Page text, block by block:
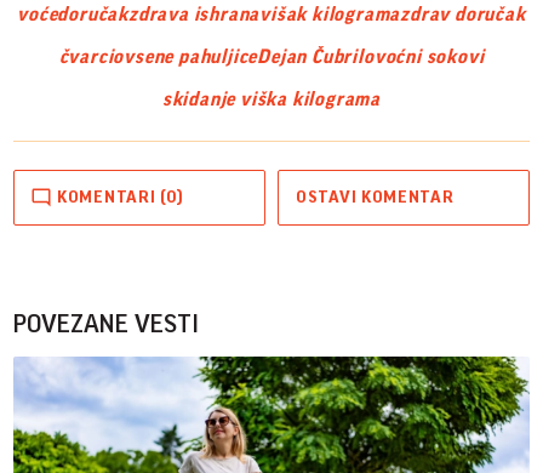
voćedoručakzdrava ishranavišak kilogramazdrav doručak
čvarciovsene pahuljiceDejan Čubrilovoćni sokovi
skidanje viška kilograma
KOMENTARI (0) OSTAVI KOMENTAR
POVEZANE VESTI